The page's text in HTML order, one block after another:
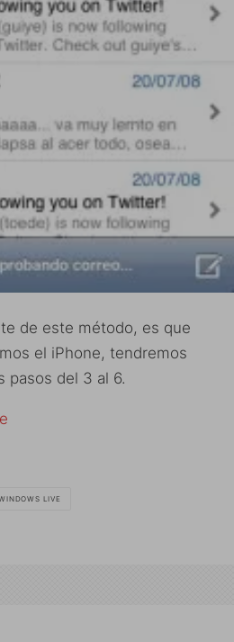
de este método, es que
el iPhone, tendremos
pasos del 3 al 6.
LIVE